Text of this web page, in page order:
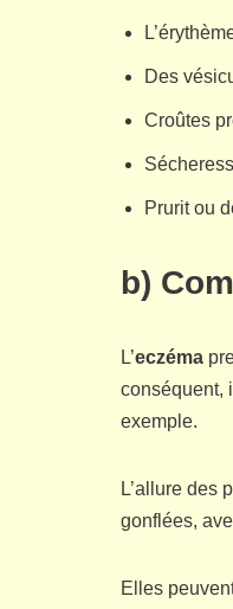
Des
Croûtes
Prurit ou
b)
L’eczéma
conséquent,
exemple.
L’allure des
gonflées,
Elles